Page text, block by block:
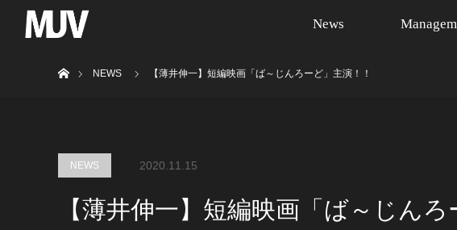
News
NEWS
【薄井伸一】短編映画「ば～じんろーど」主演！！
NEWS 2020.11.15
【薄井伸一】短編映画「ば～じんろ